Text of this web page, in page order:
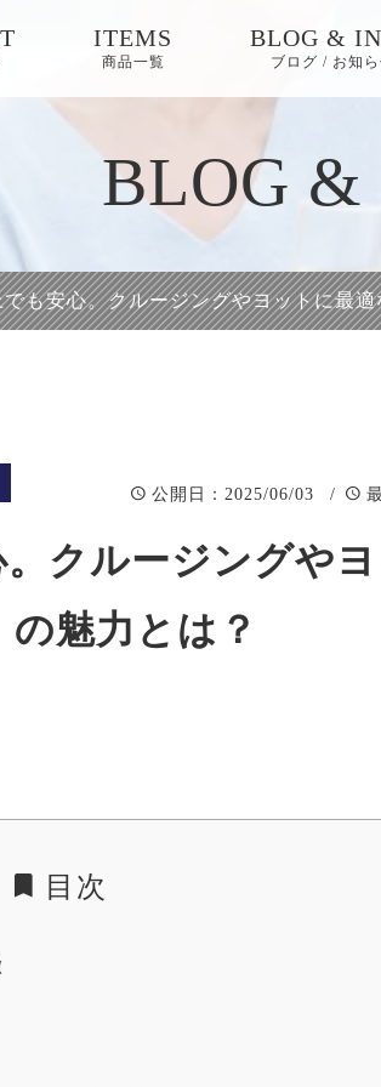
ITEMS
商品一覧
BLOG &
ブログ / お知
ブログ
BLOG &
も安心。クルージングやヨットに最
公開日 ：2025/06/03 /
。クルージングや
魅力とは？
目次